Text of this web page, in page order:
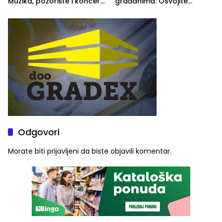
Graše
Odgovori
Morate biti prijavljeni da biste objavili komentar.